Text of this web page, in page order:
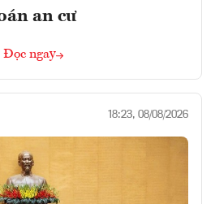
an cư
Đọc ngay
18:23, 08/08/2026